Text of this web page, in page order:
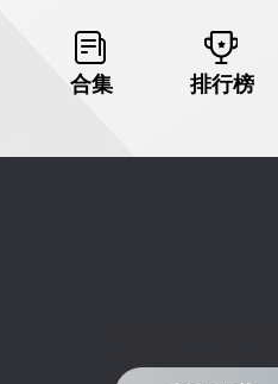
合集 排行榜